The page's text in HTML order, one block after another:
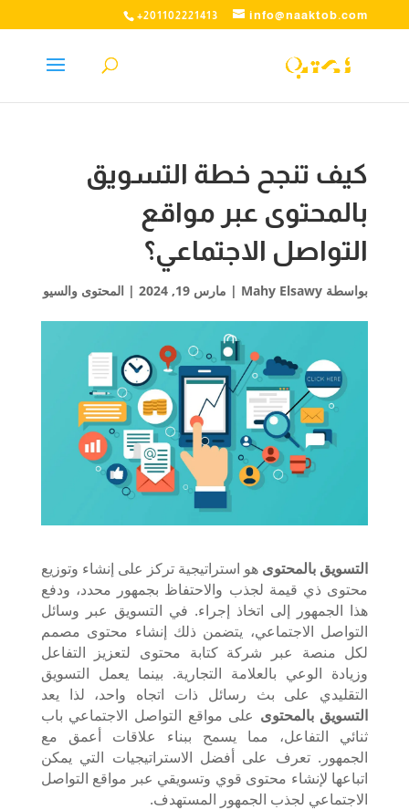
+201102221413 info@naaktob.com
كيف تنجح خطة التسويق
بالمحتوى عبر مواقع
التواصل الاجتماعي؟
بواسطة Mahy Elsawy
| مارس 19, 2024 | المحتوى والسيو
التسويق بالمحتوى هو استراتيجية تركز على إنشاء وتوزيع
محتوى ذي قيمة لجذب والاحتفاظ بجمهور محدد، ودفع
هذا الجمهور إلى اتخاذ إجراء. في التسويق عبر وسائل
التواصل الاجتماعي، يتضمن ذلك إنشاء محتوى مصمم
لكل منصة عبر شركة كتابة محتوى لتعزيز التفاعل
وزيادة الوعي بالعلامة التجارية. بينما يعمل التسويق
التقليدي على بث رسائل ذات اتجاه واحد، لذا يعد
التسويق بالمحتوى على مواقع التواصل الاجتماعي باب
ثنائي التفاعل، مما يسمح ببناء علاقات أعمق مع
الجمهور. تعرف على أفضل الاستراتيجيات التي يمكن
اتباعها لإنشاء محتوى قوي وتسويقي عبر مواقع التواصل
الاجتماعي لجذب الجمهور المستهدف.